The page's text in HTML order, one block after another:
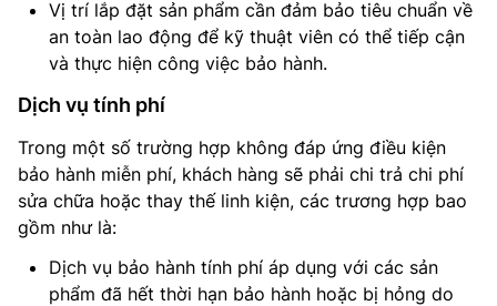
Vị trí lắp đặt sản phẩm cần đảm bảo tiêu chuẩn về
an toàn lao động để kỹ thuật viên có thể tiếp cận
và thực hiện công việc bảo hành.
Dịch vụ tính phí
Trong một số trường hợp không đáp ứng điều kiện
bảo hành miễn phí, khách hàng sẽ phải chi trả chi phí
sửa chữa hoặc thay thế linh kiện, các trương hợp bao
gồm như là:
Dịch vụ bảo hành tính phí áp dụng với các sản
phẩm đã hết thời hạn bảo hành hoặc bị hỏng do